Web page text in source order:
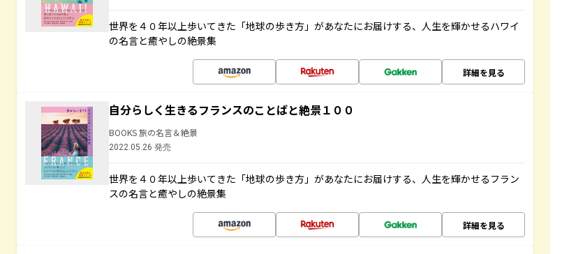
世界を４０年以上歩いてきた「地球の歩き方」があなたにお届けする、人生を輝かせるハワイ
の名言と癒やしの絶景集
詳細を見る
自分らしく生きるフランスのことばと絶景１００
BOOKS 旅の名言＆絶景
2022.05.26 発売
世界を４０年以上歩いてきた「地球の歩き方」があなたにお届けする、人生を輝かせるフラン
スの名言と癒やしの絶景集
詳細を見る